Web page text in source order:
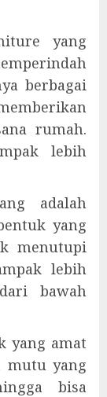
yang
berbagai
rumah.
lebih
adalah
yang
menutupi
lebih
bawah
yang amat
mutu yang
bisa